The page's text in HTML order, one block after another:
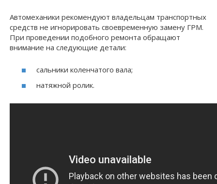
Автомеханики рекомендуют владельцам транспортных
средств не игнорировать своевременную замену ГРМ.
При проведении подобного ремонта обращают
внимание на следующие детали:
сальники коленчатого вала;
натяжной ролик.